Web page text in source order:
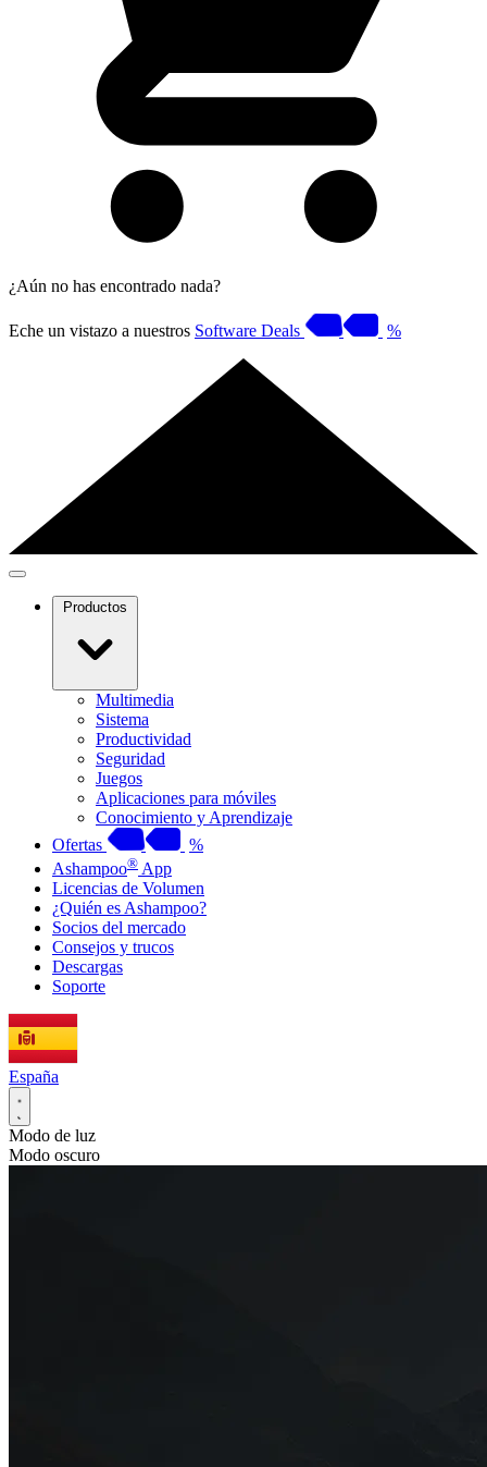
¿Aún no has encontrado nada?
Eche un vistazo a nuestros Software Deals %
Productos
Multimedia
Sistema
Productividad
Seguridad
Juegos
Aplicaciones para móviles
Conocimiento y Aprendizaje
Ofertas
%
Ashampoo® App
Licencias de Volumen
¿Quién es Ashampoo?
Socios del mercado
Consejos y trucos
Descargas
Soporte
España
Modo de luz
Modo oscuro